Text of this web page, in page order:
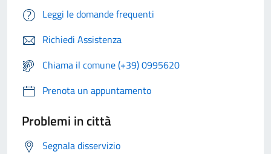
Leggi le domande frequenti
Richiedi Assistenza
Chiama il comune (+39) 0995620
Prenota un appuntamento
Problemi in città
Segnala disservizio